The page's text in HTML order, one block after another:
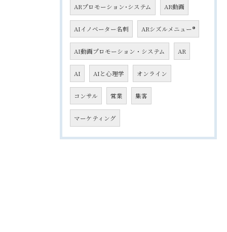
ARプロモーション･システム AR動画
AIイノベーター名刺 ARシズルメニュー®
AI動画プロモーション・システム AR
AI AIと心理学 オンライン
コンサル 営業 集客
マーケティング